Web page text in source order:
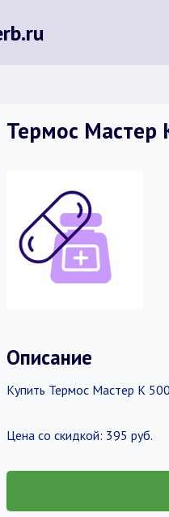
Термос Мастер
Описание
Купить Термос Мастер К
Цена со скидкой: 395 руб.